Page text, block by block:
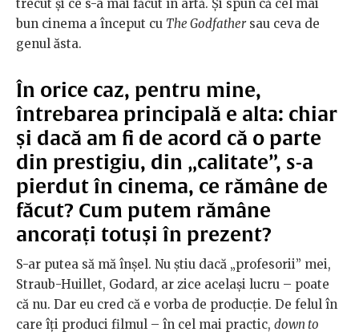
trecut și ce s-a mai făcut în artă. Și spun că cel mai
bun cinema a început cu The Godfathersau ceva de
genul ăsta.
În orice caz, pentru mine,
întrebarea principală e alta: chiar
și dacă am fi de acord că o parte
din prestigiu, din „calitate”, s-a
pierdut în cinema, ce rămâne de
făcut? Cum putem rămâne
ancorați totuși în prezent?
S-ar putea să mă înșel. Nu știu dacă „profesorii” mei,
Straub-Huillet, Godard, ar zice același lucru – poate
că nu. Dar eu cred că e vorba de producție. De felul în
care îți produci filmul – în cel mai practic, down to